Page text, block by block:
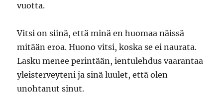
vuotta.
Vitsi on siinä, että minä en huomaa näissä
mitään eroa. Huono vitsi, koska se ei naurata.
Lasku menee perintään, ientulehdus vaarantaa
yleisterveyteni ja sinä luulet, että olen
unohtanut sinut.